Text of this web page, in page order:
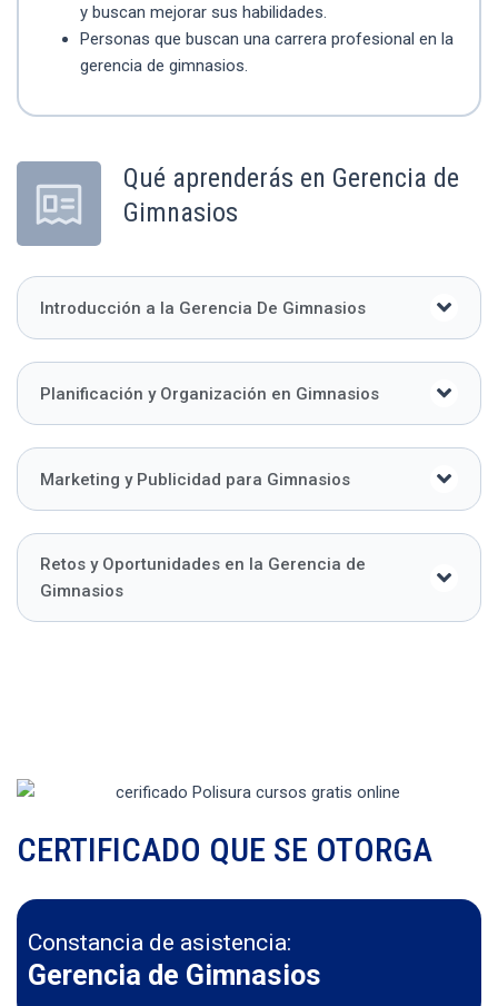
y buscan mejorar sus habilidades.
Personas que buscan una carrera profesional en la
gerencia de gimnasios.
Qué aprenderás en Gerencia de
Gimnasios
Introducción a la Gerencia De Gimnasios
Planificación y Organización en Gimnasios
Marketing y Publicidad para Gimnasios
Retos y Oportunidades en la Gerencia de
Gimnasios
CERTIFICADO QUE SE OTORGA
Constancia de asistencia:
Gerencia de Gimnasios